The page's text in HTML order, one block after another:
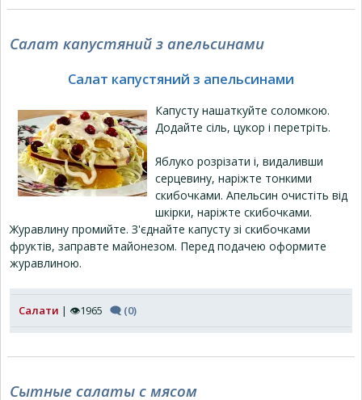
Салат капустяний з апельсинами
Салат капустяний з апельсинами
Капусту нашаткуйте соломкою.
Додайте сіль, цукор і перетріть.
Яблуко розрізати і, видаливши
серцевину, наріжте тонкими
скибочками. Апельсин очистіть від
шкірки, наріжте скибочками.
Журавлину промийте. З'єднайте капусту зі скибочками
фруктів, заправте майонезом. Перед подачею оформите
журавлиною.
Салати | 👁1965 🗨 (0)
Сытные салаты с мясом